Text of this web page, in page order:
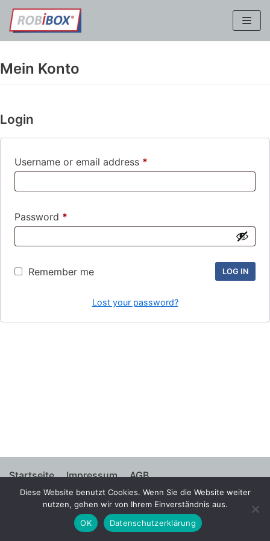
Skip
to
Mein Konto
Login
Username or email address *
Password *
Remember me LOG IN
Lost your password?
Startseite Impressum AGB
Widerrufsbelehrung Datenschutzerklärung
© 2021 Helge Kaiser GmbH
Diese Website benutzt Cookies. Wenn Sie die Website weiter
nutzen, gehen wir von Ihrem Einverständnis aus.
OK
Datenschutzerklärung